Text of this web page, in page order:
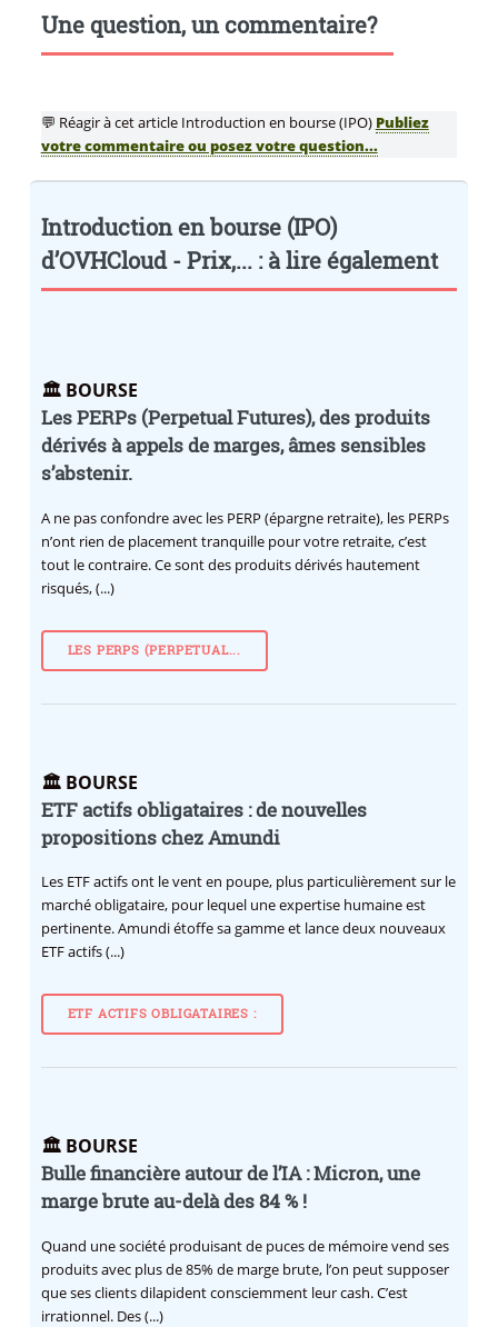
Une question, un commentaire?
💬 Réagir à cet article Introduction en bourse (IPO) Publiez
votre commentaire ou posez votre question...
Introduction en bourse (IPO)
d’OVHCloud - Prix,... : à lire également
🏛️ BOURSE
Les PERPs (Perpetual Futures), des produits
dérivés à appels de marges, âmes sensibles
s’abstenir.
A ne pas confondre avec les PERP (épargne retraite), les PERPs
n’ont rien de placement tranquille pour votre retraite, c’est
tout le contraire. Ce sont des produits dérivés hautement
risqués, (...)
LES PERPS (PERPETUAL...
🏛️ BOURSE
ETF actifs obligataires : de nouvelles
propositions chez Amundi
Les ETF actifs ont le vent en poupe, plus particulièrement sur le
marché obligataire, pour lequel une expertise humaine est
pertinente. Amundi étoffe sa gamme et lance deux nouveaux
ETF actifs (...)
ETF ACTIFS OBLIGATAIRES :
🏛️ BOURSE
Bulle financière autour de l’IA : Micron, une
marge brute au-delà des 84 % !
Quand une société produisant de puces de mémoire vend ses
produits avec plus de 85% de marge brute, l’on peut supposer
que ses clients dilapident consciemment leur cash. C’est
irrationnel. Des (...)